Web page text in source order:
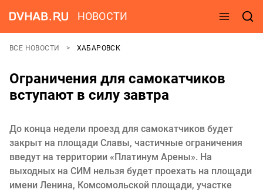
НОВОСТИ
ВСЕ НОВОСТИ ХАБАРОВСК
Ограничения для самокатчиков
вступают в силу завтра
До конца недели проезд для самокатчиков будет
закрыт на площади Славы, частичные ограничения
введут на территории «Платинум Арены». На
выходных на СИМ нельзя будет проехать на площади
имени Ленина, Комсомольской площади, участке